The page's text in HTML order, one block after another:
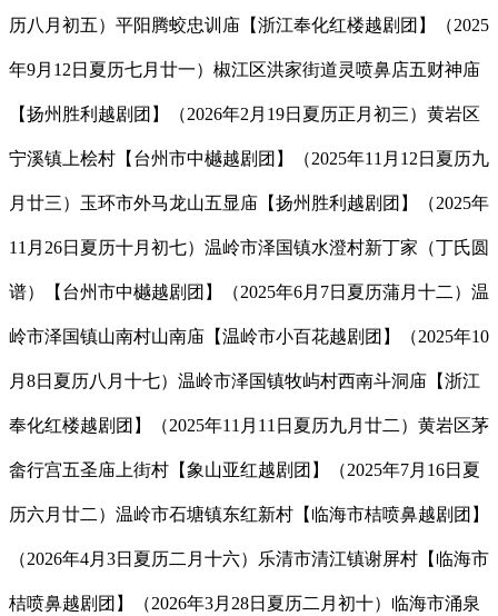
历八月初五）平阳腾蛟忠训庙【浙江奉化红楼越剧团】（2025
年9月12日夏历七月廿一）椒江区洪家街道灵喷鼻店五财神庙
【扬州胜利越剧团】（2026年2月19日夏历正月初三）黄岩区
宁溪镇上桧村【台州市中樾越剧团】（2025年11月12日夏历九
月廿三）玉环市外马龙山五显庙【扬州胜利越剧团】（2025年
11月26日夏历十月初七）温岭市泽国镇水澄村新丁家（丁氏圆
谱）【台州市中樾越剧团】（2025年6月7日夏历蒲月十二）温
岭市泽国镇山南村山南庙【温岭市小百花越剧团】（2025年10
月8日夏历八月十七）温岭市泽国镇牧屿村西南斗洞庙【浙江
奉化红楼越剧团】（2025年11月11日夏历九月廿二）黄岩区茅
畲行宫五圣庙上街村【象山亚红越剧团】（2025年7月16日夏
历六月廿二）温岭市石塘镇东红新村【临海市桔喷鼻越剧团】
（2026年4月3日夏历二月十六）乐清市清江镇谢屏村【临海市
桔喷鼻越剧团】（2026年3月28日夏历二月初十）临海市涌泉